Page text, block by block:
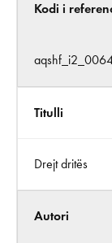
Kodi i
Titulli
Drejt dritës
Autori